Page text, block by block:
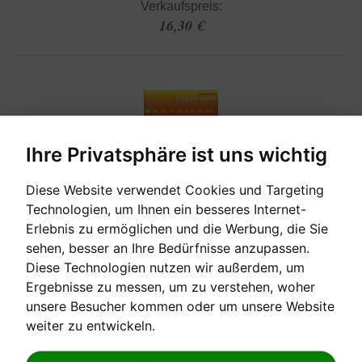
Ihre Privatsphäre ist uns wichtig
Diese Website verwendet Cookies und Targeting
Technologien, um Ihnen ein besseres Internet-
Erlebnis zu ermöglichen und die Werbung, die Sie
sehen, besser an Ihre Bedürfnisse anzupassen.
Diese Technologien nutzen wir außerdem, um
Ergebnisse zu messen, um zu verstehen, woher
unsere Besucher kommen oder um unsere Website
weiter zu entwickeln.
Verkaufspreis:
16,30 €
[sofort verfügbar]
MIT DEN STERNEN DURCH ALLE TONARTEN
25 Klavierstücke durch den Quintenzirkel Anne ...